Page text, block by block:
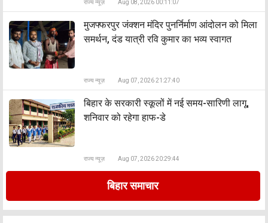
राज्य न्यूज़ Aug 08, 2026 00:11:07
मुजफ्फरपुर जंक्शन मंदिर पुनर्निर्माण आंदोलन को मिला
समर्थन, दंड यात्री रवि कुमार का भव्य स्वागत
राज्य न्यूज़ Aug 07, 2026 21:27:40
बिहार के सरकारी स्कूलों में नई समय-सारिणी लागू,
शनिवार को रहेगा हाफ-डे
राज्य न्यूज़ Aug 07, 2026 20:29:44
बिहार समाचार